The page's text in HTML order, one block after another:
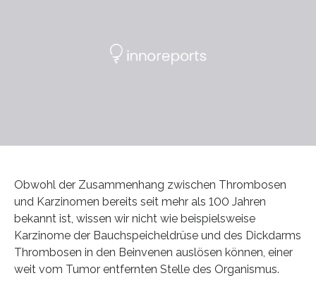
Obwohl der Zusammenhang zwischen Thrombosen
und Karzinomen bereits seit mehr als 100 Jahren
bekannt ist, wissen wir nicht wie beispielsweise
Karzinome der Bauchspeicheldrüse und des Dickdarms
Thrombosen in den Beinvenen auslösen können, einer
weit vom Tumor entfernten Stelle des Organismus.